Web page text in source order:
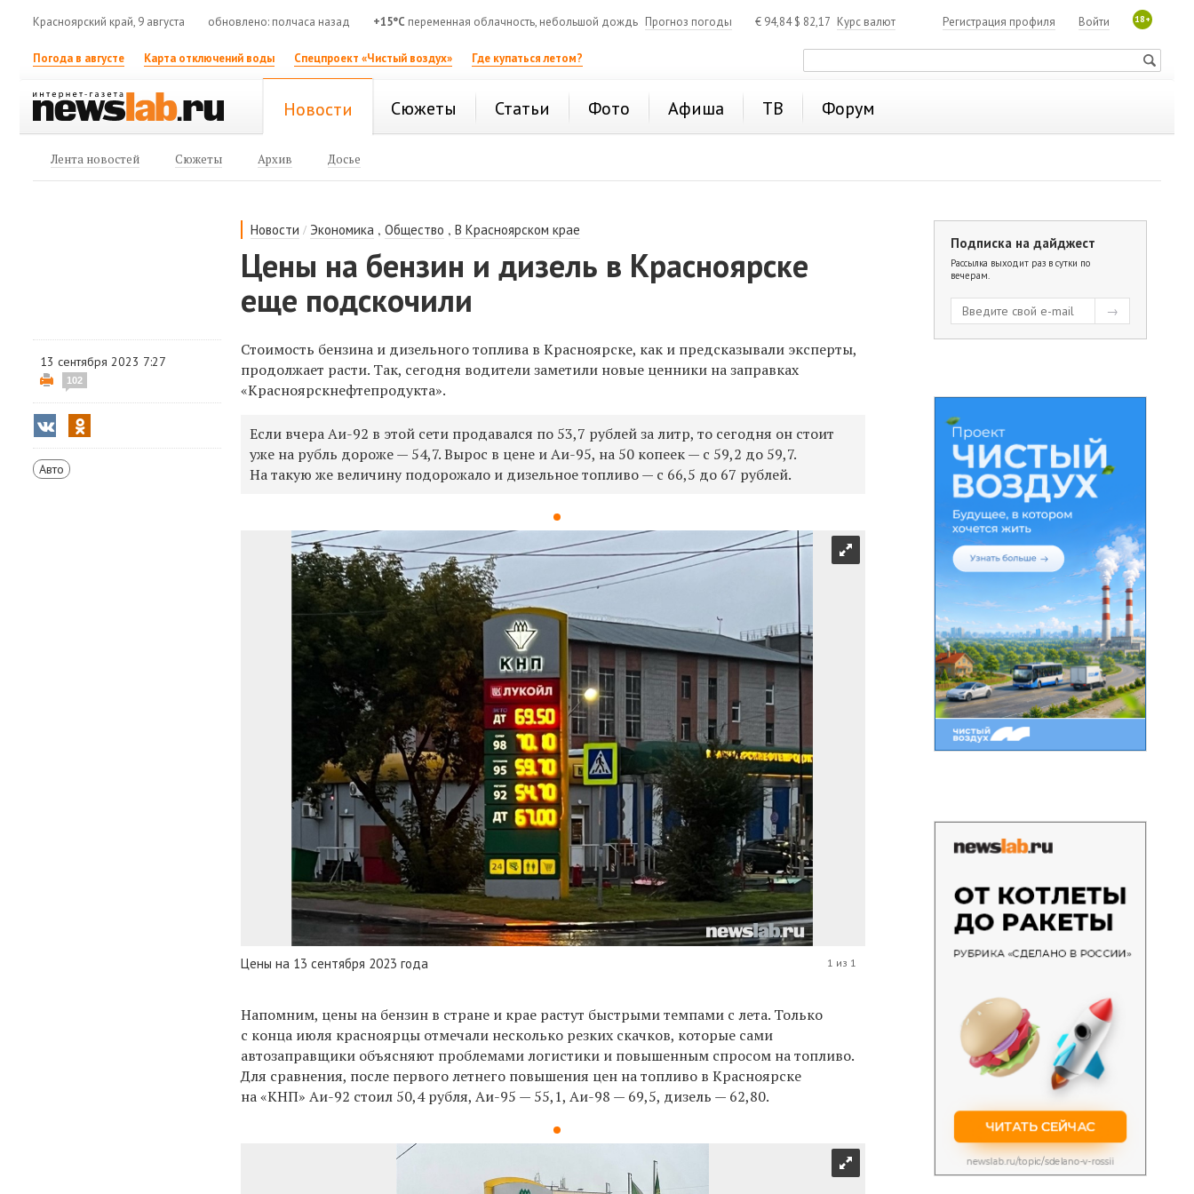
Красноярский край, 9 августа обновлено: полчаса назад +15°C переменная облачность, небольшой дождь Прогноз погоды € 94,84$ 82,17 Курс валют 18+
Войти
Регистрация профиля
Погода в августе Карта отключений воды Спецпроект «Чистый воздух» Где купаться летом?
Новости Сюжеты Статьи Фото Афиша ТВ Форум
Лента новостей Сюжеты Архив Досье
Новости / Экономика ,Общество ,В Красноярском крае
Цены на бензин и дизель в Красноярске
еще подскочили
13 сентября 2023 7:27
102
Авто
Стоимость бензина и дизельного топлива в Красноярске, как и предсказывали эксперты,
продолжает расти. Так, сегодня водители заметили новые ценники на заправках
«Красноярскнефтепродукта».
Если вчера Аи-92 в этой сети продавался по 53,7 рублей за литр, то сегодня он стоит
уже на рубль дороже — 54,7. Вырос в цене и Аи-95, на 50 копеек — с 59,2 до 59,7.
На такую же величину подорожало и дизельное топливо — с 66,5 до 67 рублей.
Цены на 13 сентября 2023 года 1 из 1
Напомним, цены на бензин в стране и крае растут быстрыми темпами с лета. Только
с конца июля красноярцы отмечали несколько резких скачков, которые сами
автозаправщики объясняют проблемами логистики и повышенным спросом на топливо.
Для сравнения, после первого летнего повышения цен на топливо в Красноярске
на «КНП» Аи-92 стоил 50,4 рубля, Аи-95 — 55,1, Аи-98 — 69,5, дизель — 62,80.
Подписка на дайджест
Рассылка выходит раз в сутки по
вечерам.